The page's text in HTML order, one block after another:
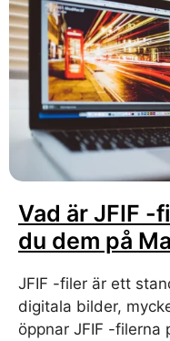
Vad är JFIF -
du dem på
JFIF -filer är ett
digitala bilder,
öppnar JFIF -filerna